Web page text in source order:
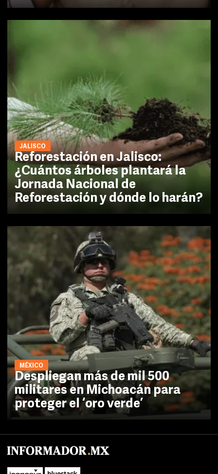
JALISCO
Reforestación en Jalisco:
¿Cuántos árboles plantará la
Jornada Nacional de
Reforestación y dónde lo harán?
MÉXICO
Despliegan más de mil 500
militares en Michoacán para
proteger el ‘oro verde’